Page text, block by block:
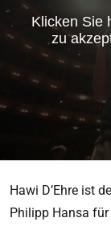
Hawi D’Ehre ist
Philipp Hansa für